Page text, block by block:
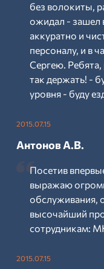
без волокиты,
ожидал - зашел
аккуратно и
персоналу, и в
Сергею.
так держать! -
уровня - буду
2015.07.15
Антонов А.В.
Посетив
выражаю
обслуживания,
высочайший
сотрудникам:
2015.07.15